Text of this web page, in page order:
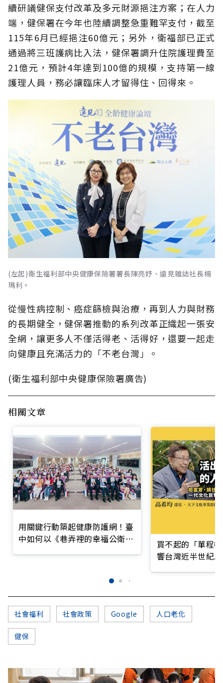
續研議健保支付改革及多元財源挹注方案；在人力
端，健保署在今年也陸續調整急重難罕支付，截至
115年6月已經挹注60億元；另外，衛福部已正式
通過將三班護病比入法，健保署調升住院護理費至
21億元，預計4年達到100億的規模，支持第一線
護理人員，務必讓臨床人才留得住、回得來。
(左起)衛生福利部中央健康保險署署長陳亮妤、遠見雜誌社長楊
瑪利。
從慢性病控制、癌症篩檢與治療，再到人力與財務
的長期健全，健保署推動的系列改革正織起一張安
全網，讓更多人不僅活得老、活得好，還要一起走
向健康且充滿活力的「不老台灣」。
(衛生福利部中央健康保險署廣告)
相關文章
用關鍵行動築起健康防護網！臺
中如何以《巷弄裡的幸福公衛》
買不起的「單程
響台灣近半世紀
社會福利 社會政策 Google 人口老化
健保